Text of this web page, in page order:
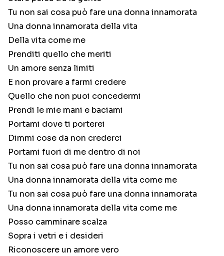
Tu non sai cosa può fare una donna innamorata
Una donna innamorata della vita
Della vita come me
Prenditi quello che meriti
Un amore senza limiti
E non provare a farmi credere
Quello che non puoi concedermi
Prendi le mie mani e baciami
Portami dove ti porterei
Dimmi cose da non crederci
Portami fuori di me dentro di noi
Tu non sai cosa può fare una donna innamorata
Una donna innamorata della vita come me
Tu non sai cosa può fare una donna innamorata
Una donna innamorata della vita come me
Posso camminare scalza
Sopra i vetri e i desideri
Riconoscere un amore vero